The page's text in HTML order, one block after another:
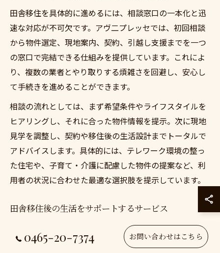
田舎移住を具体的に進めるには、相談窓口の一本化と迅
速な対応が不可欠です。アヴ二プレッセでは、初回相談
から物件選定、現地案内、契約、引越し支援までを一つ
の窓口で完結できる仕組みを提供しています。これによ
り、複数の業者とやり取りする煩雑さを回避し、安心し
て手続きを進めることができます。
相談の流れとしては、まず希望条件やライフスタイルを
ヒアリングし、それに合った物件情報を提示。次に現地
見学を調整し、契約や移住後の生活設計までトータルで
アドバイスします。具体的には、テレワーク環境の整っ
た住宅や、子育て・介護に配慮した物件の提案など、利
用者の状況に合わせた最適な選択肢を提示しています。
田舎移住後の生活をサポートするサービス
田舎移住後も安心して暮らせるよう、アヴ二プレッセは
生活サポートにも力を入れています。例えば、移住後の
0465-20-7374 お問い合わせはこちら